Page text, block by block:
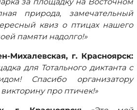
природа, замечательный
квиз о птицах нашего
памяти надолго!»
Михалевская, г. Красноярск:
для Тотального диктанта с
Спасибо организатору
про птичек!»